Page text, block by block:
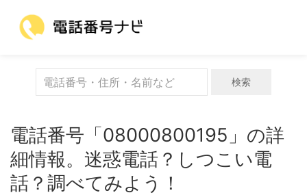
検索
電話番号「08000800195」の詳
細情報。迷惑電話？しつこい電
話？調べてみよう！